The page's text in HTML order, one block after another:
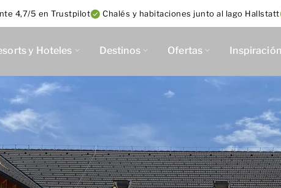
4,7/5 en Trustpilot Chalés y habitaciones junto al lago Hallstatt
y Hoteles Destinos Ofertas Inspiración